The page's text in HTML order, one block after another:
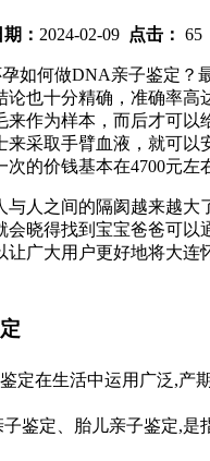
期： 2024-02-09 点击： 65
如何做DNA亲子鉴定？
也十分精确，准确率
作为样本，而后才可
来采取手臂血液，就可
的价钱基本在4700元左
与人之间的隔阂越来越
晓得找到宝宝爸爸可
让广大用户更好地将大
定在生活中运用广泛,产
鉴定、胎儿亲子鉴定,